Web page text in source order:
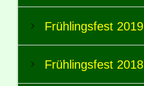
Frühlingsfest 2019
Frühlingsfest 2018